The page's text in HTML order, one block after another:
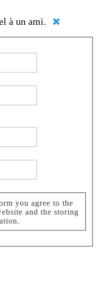
à un ami.
and the storing